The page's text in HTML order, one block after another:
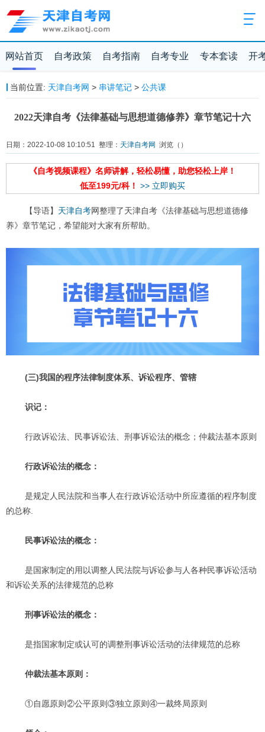
网站首页 自考政策 自考指南 自考专业 专本套读 开
当前位置: 天津自考网 > 串讲笔记> 公共课
2022天津自考《法律基础与思想道德修养》章节笔记十六
日期：2022-10-08 10:10:51 整理： 天津自考网 浏览（ ）
《自考视频课程》名师讲解，轻松易懂，助您轻松上岸！
低至199元/科！ >> 立即购买
【导语】 天津自考网整理了天津自考《法律基础与思想道德修
养》章节笔记，希望能对大家有所帮助。
(三)我国的程序法律制度体系、诉讼程序、管辖
识记：
行政诉讼法、民事诉讼法、刑事诉讼法的概念；仲裁法基本原则
行政诉讼法的概念：
是规定人民法院和当事人在行政诉讼活动中所应遵循的程序制度
的总称.
民事诉讼法的概念：
是国家制定的用以调整人民法院与诉讼参与人各种民事诉讼活动
和诉讼关系的法律规范的总称
刑事诉讼法的概念：
是指国家制定或认可的调整刑事诉讼活动的法律规范的总称
仲裁法基本原则：
①自愿原则②公平原则③独立原则④一裁终局原则